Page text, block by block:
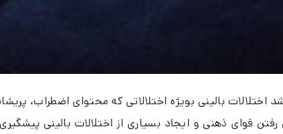
رشد اختلالات بالینی بویژه اختلالاتی که محتوای
قوای ذهنی و ایجاد بسیاری از اختلالات بالینی